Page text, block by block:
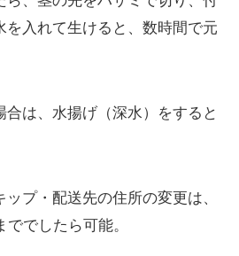
を入れて生けると、数時間で元
合は、水揚げ（深水）をすると
プ・配送先の住所の変更は、
でしたら可能。